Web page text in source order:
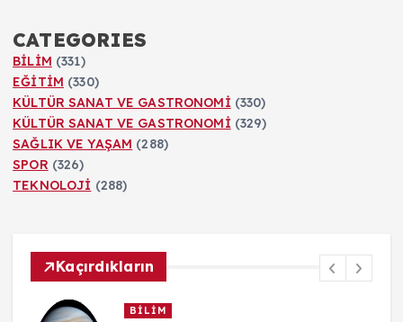
n
d
CATEGORIES
BİLİM (331)
EĞİTİM (330)
KÜLTÜR SANAT VE GASTRONOMİ (330)
KÜLTÜR SANAT VE GASTRONOMİ (329)
SAĞLIK VE YAŞAM (288)
SPOR (326)
TEKNOLOJİ (288)
Kaçırdıkların
BİLİM